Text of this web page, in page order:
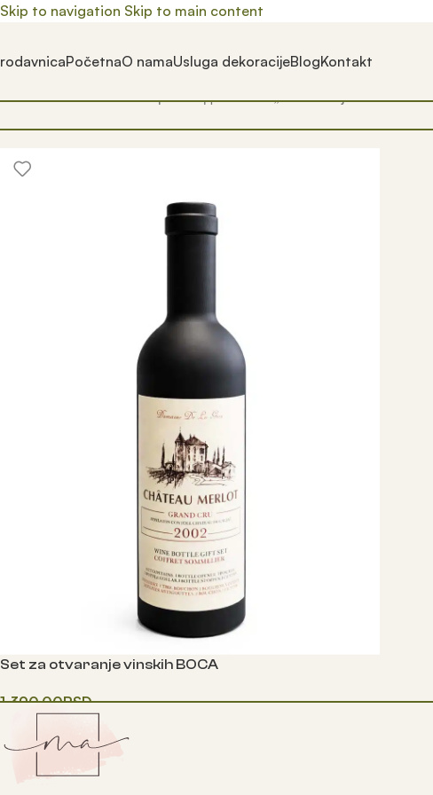
Skip to navigation Skip to main content
PočetnaO namaUsluga dekoracijeBlogKontakt
Почетна/ Prodavnica/ Производ oзначен „rezac folije na flasama“
Set za otvaranje vinskih BOCA
1,390.00RSD